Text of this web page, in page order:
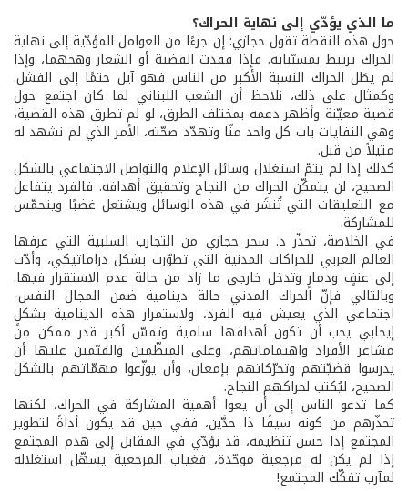
ما الذي يؤدّي إلى نهاية الحراك؟
حول هذه النقطة تقول حجازي: إن جزءًا من العوامل المؤدّية إلى نهاية
الحراك يرتبط بمسبّباته. فإذا فقدت القضية أو الشعار وهجهما، وإذا
لم يطَل الحراك النسبة الأكبر من الناس فهو آيل حتمًا إلى الفشل.
وكمثال على ذلك، نلاحظ أن الشعب اللبناني لما كان اجتمع حول
قضية معيّنة وأظهر دعمه بمختلف الطرق، لو لم تطرق هذه القضية،
وهي النفايات باب كل واحد منّا وتهدّد صحّته، الأمر الذي لم نشهد له
مثيلاً من قبل.
كذلك إذا لم يتمّ استغلال وسائل الإعلام والتواصل الاجتماعي بالشكل
الصحيح، لن يتمكّن الحراك من النجاح وتحقيق أهدافه. فالفرد يتفاعل
مع التعليقات التي تُنشَر في هذه الوسائل ويشتعل غضبًا ويتحمّس
للمشاركة.
في الخلاصة، تحذّر د. سحر حجازي من التجارب السلبية التي عرفها
العالم العربي للحراكات المدنية التي تطوّرت بشكل دراماتيكي، وأدّت
إلى عنفٍ ودمارٍ وتدخل خارجي ما زاد من حالة عدم الاستقرار فيها.
وبالتالي فإنّ الحراك المدني حالة دينامية ضمن المجال النفس-
اجتماعي الذي يعيش فيه الفرد، ولاستمرار هذه الدينامية بشكلٍ
إيجابي يجب أن تكون أهدافها سامية وتمسّ أكبر قدر ممكن من
مشاعر الأفراد واهتماماتهم، وعلى المنظّمين والقيّمين عليها أن
يدرسوا قضيّتهم وتحرّكاتهم بإمعان، وأن يوزّعوا مهمّاتهم بالشكل
الصحيح، ليُكتب لحراكهم النجاح.
كما تدعو الناس إلى أن يعوا أهمية المشاركة في الحراك، لكنها
تحذّرهم من كونه سيفًا ذا حدَّين، ففي حين قد يكون أداةً لتطوير
المجتمع إذا حسن تنظيمه، قد يؤدّي في المقابل إلى هدم المجتمع
إذا لم يكن له مرجعية موحّدة، فغياب المرجعية يسهّل استغلاله
لمآرب تفكّك المجتمع!